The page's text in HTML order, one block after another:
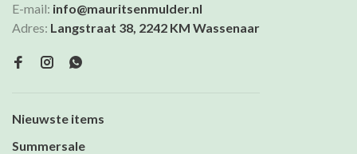
E-mail: info@mauritsenmulder.nl
Adres: Langstraat 38, 2242 KM Wassenaar
Nieuwste items
Summersale